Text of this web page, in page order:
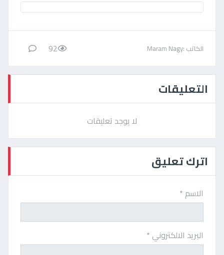
الكاتب :Maram Nagy 92
التعليقات
لا يوجد تعليقات
اترك تعليق
الاسم *
البريد الالكتروني *